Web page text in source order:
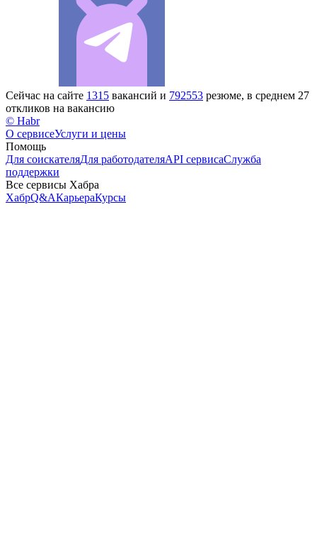
Сейчас на сайте 1315 вакансий и 792553 резюме, в среднем 27
откликов на вакансию
© Habr
О сервисеУслуги и цены
Помощь
Для соискателяДля работодателяAPI сервисаСлужба
поддержки
Все сервисы Хабра
ХабрQ&AКарьераКурсы